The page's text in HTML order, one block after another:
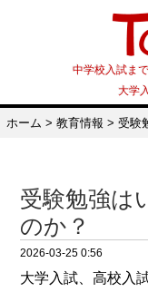
中学校入試ま
大学
ホーム > 教育情報 > 受験
受験勉強は
のか？
2026-03-25 0:56
大学入試、高校入